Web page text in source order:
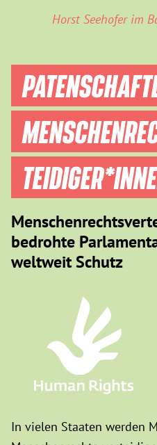
Horst Seehofer im
bedrohte
weltweit Schutz
In vielen Staaten werden